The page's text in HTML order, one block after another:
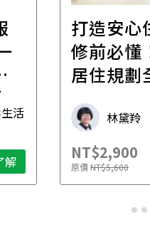
活
解
打造安心
修前必懂
居住規劃
林黛羚
NT$2,900
原價NT$5,600